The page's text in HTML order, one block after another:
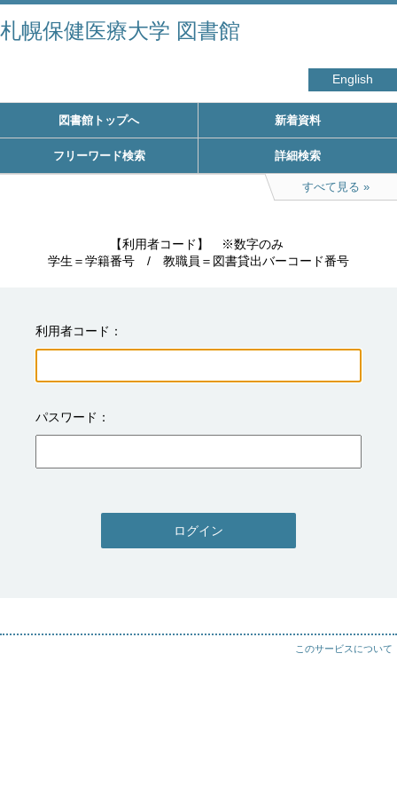
札幌保健医療大学 図書館
English
図書館トップへ 新着資料
フリーワード検索 詳細検索
すべて見る
【利用者コード】　※数字のみ
学生＝学籍番号　/　教職員＝図書貸出バーコード番号
利用者コード
パスワード
ログイン
このサービスについて